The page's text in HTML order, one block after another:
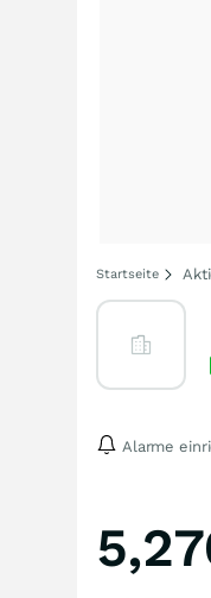
Startseite
Alarme